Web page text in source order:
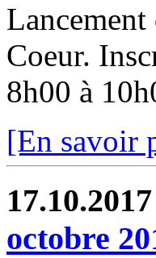
Lancement
Coeur.
8h00 à
[En savoir
17.10.2017
octobre